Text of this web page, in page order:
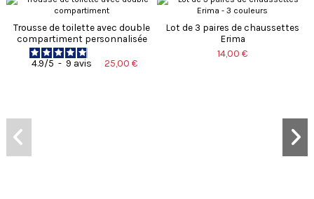
Trousse de toilette avec double
compartiment personnalisée
4.9/5 - 9 avis 25,00 €
Lot de 3 paires de chaussettes
Erima
14,00 €